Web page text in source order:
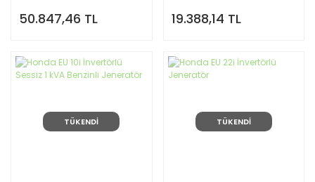
50.847,46 TL 19.388,14 TL
TÜKENDİ TÜKENDİ